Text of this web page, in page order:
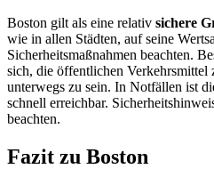
Boston gilt als eine relativ sichere
wie in allen Städten, auf seine
Sicherheitsmaßnahmen beachten.
sich, die öffentlichen Verkehrsmittel
unterwegs zu sein. In Notfällen ist
schnell erreichbar.
beachten.
Fazit zu Boston